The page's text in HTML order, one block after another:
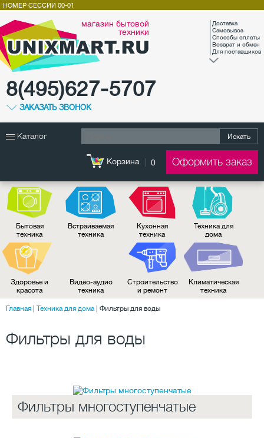
магазин бытовой
техники
8(495)627-5707
ЗАКАЗАТЬ ЗВОНОК
Доставка
Самовывоз
Способы оплаты
Возврат и обмен
Для поставщиков
НОМЕР СЕССИИ 00-01
Каталог Искать
Корзина 0 Оформить заказ
Бытовая
техника
Встраиваемая
техника
Кухонная
техника
Техника для
дома
Здоровье и
красота
Видео-аудио
техника
Строительство
и ремонт
Климатическая
техника
Главная Техника для дома| Фильтры для воды
Фильтры для воды
Фильтры многоступенчатые